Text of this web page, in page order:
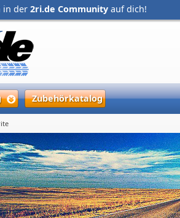
in der 2ri.de Community auf dich!
Zubehörkatalog